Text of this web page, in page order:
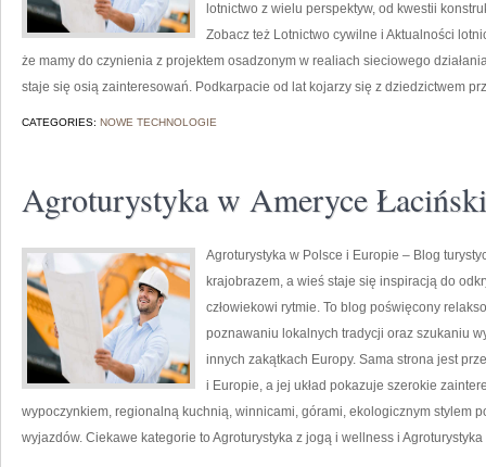
lotnictwo z wielu perspektyw, od kwestii
Zobacz też Lotnictwo cywilne i Aktualności
że mamy do czynienia z projektem osadzonym w realiach sieciowego
staje się osią zainteresowań. Podkarpacie od lat kojarzy się z dziedzictwem
CATEGORIES: NOWE TECHNOLOGIE
Agroturystyka w Ameryce
Agroturystyka w Polsce i Europie – Blog
krajobrazem, a wieś staje się inspiracją do
człowiekowi rytmie. To blog poświęcony
poznawaniu lokalnych tradycji oraz szukaniu
innych zakątkach Europy. Sama strona jest
i Europie, a jej układ pokazuje szerokie
wypoczynkiem, regionalną kuchnią, winnicami, górami, ekologicznym stylem
wyjazdów. Ciekawe kategorie to Agroturystyka z jogą i wellness i Agroturystyka